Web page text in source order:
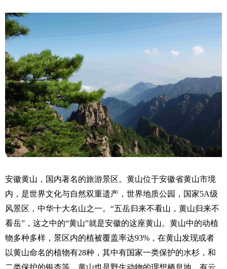
安徽黄山，国内著名的旅游景区。黄山位于安徽省黄山市境
内，是世界文化与自然双重遗产，世界地质公园，国家5A级
风景区，中华十大名山之一。“五岳归来不看山，黄山归来不
看岳”，这之中的“黄山”就是安徽的这座黄山。黄山中的动植
物多种多样，景区内的植被覆盖率达93%，在黄山发现或者
以黄山命名的植物有28种，其中有国家一类保护的水杉，和